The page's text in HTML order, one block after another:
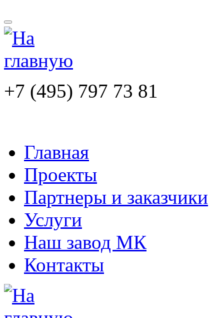
+7 (495) 797 73 81
Главная
Проекты
Партнеры и заказчики
Услуги
Наш завод МК
Контакты